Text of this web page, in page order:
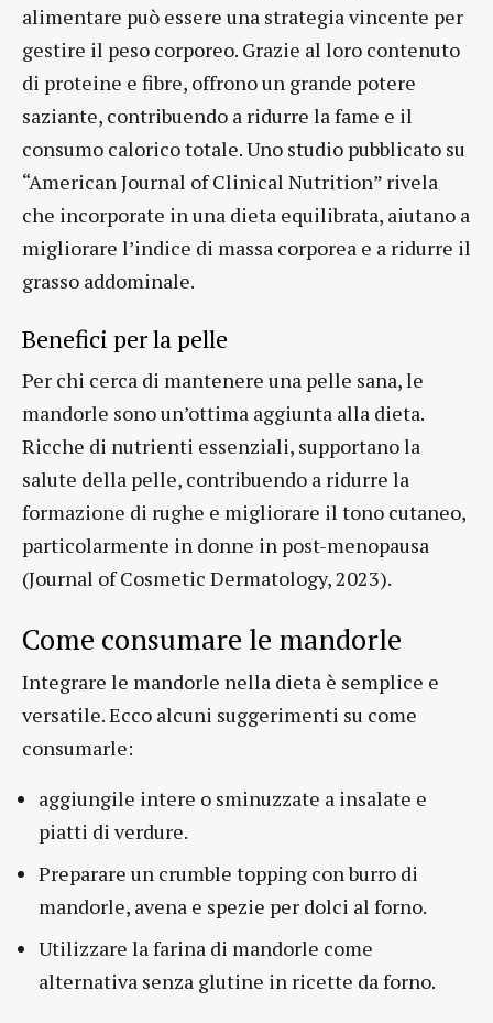
alimentare può essere una strategia vincente per
gestire il peso corporeo. Grazie al loro contenuto
di proteine e fibre, offrono un grande potere
saziante, contribuendo a ridurre la fame e il
consumo calorico totale. Uno studio pubblicato su
“American Journal of Clinical Nutrition” rivela
che incorporate in una dieta equilibrata, aiutano a
migliorare l’indice di massa corporea e a ridurre il
grasso addominale.
Benefici per la pelle
Per chi cerca di mantenere una pelle sana, le
mandorle sono un’ottima aggiunta alla dieta.
Ricche di nutrienti essenziali, supportano la
salute della pelle, contribuendo a ridurre la
formazione di rughe e migliorare il tono cutaneo,
particolarmente in donne in post-menopausa
(Journal of Cosmetic Dermatology, 2023).
Come consumare le mandorle
Integrare le mandorle nella dieta è semplice e
versatile. Ecco alcuni suggerimenti su come
consumarle:
aggiungile intere o sminuzzate a insalate e
piatti di verdure.
Preparare un crumble topping con burro di
mandorle, avena e spezie per dolci al forno.
Utilizzare la farina di mandorle come
alternativa senza glutine in ricette da forno.